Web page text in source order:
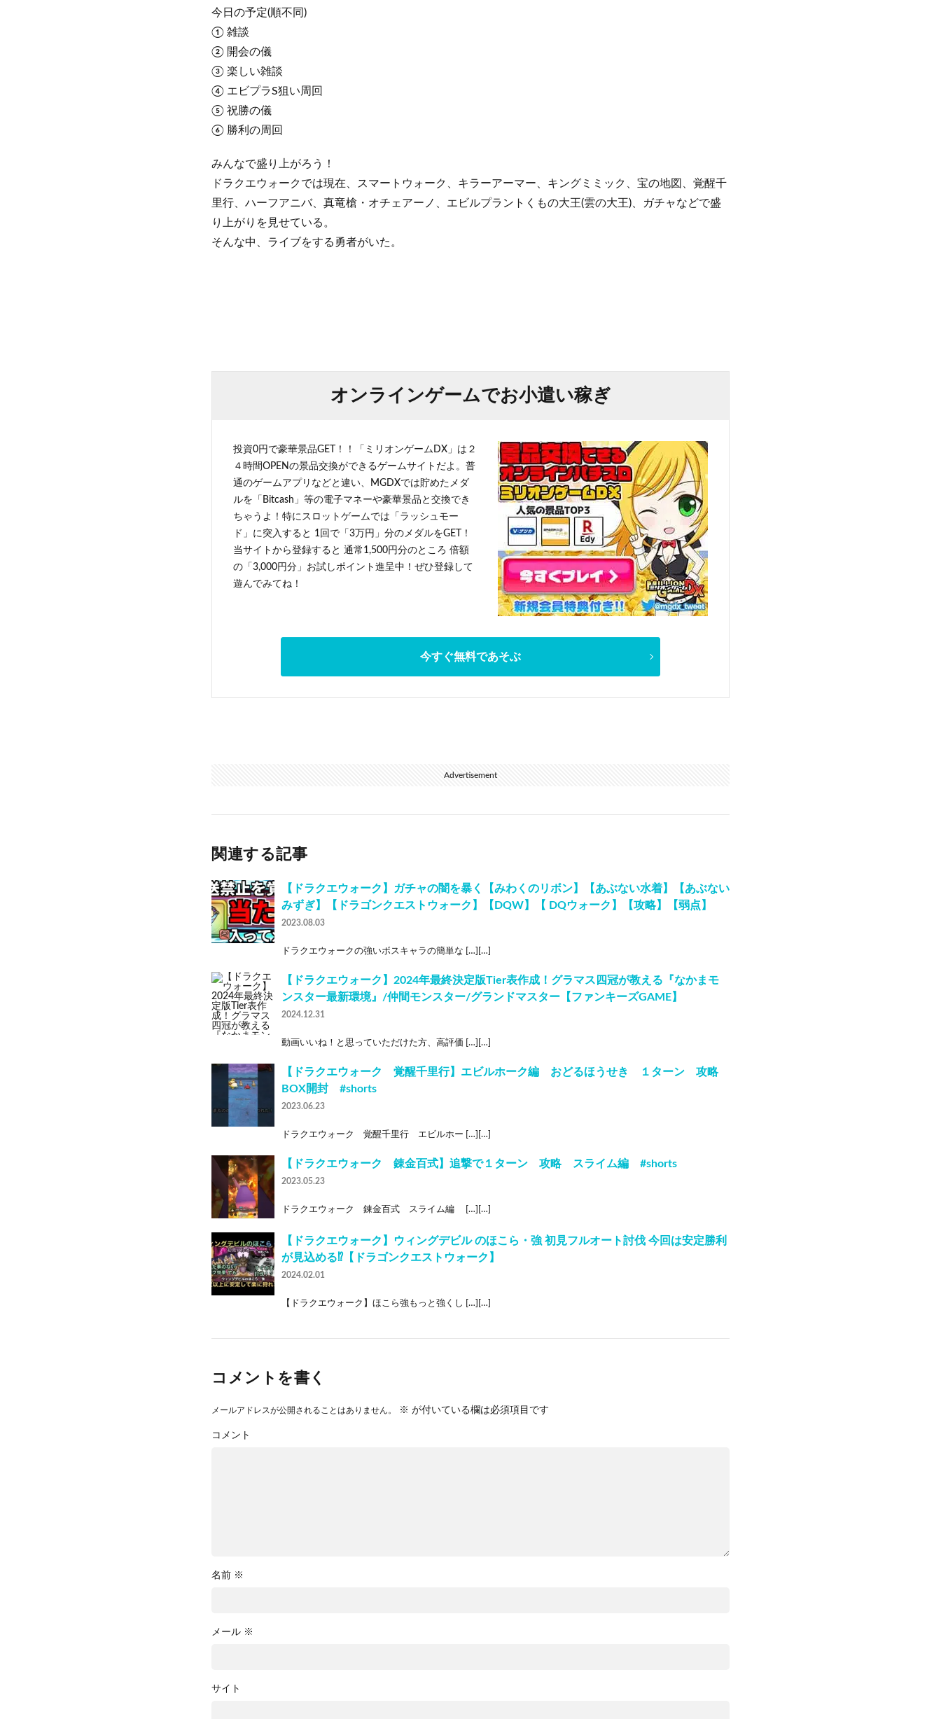
今日の予定(順不同)
① 雑談
② 開会の儀
③ 楽しい雑談
④ エビプラS狙い周回
⑤ 祝勝の儀
⑥ 勝利の周回
みんなで盛り上がろう！
ドラクエウォークでは現在、スマートウォーク、キラーアーマー、キングミミック、宝の地図、覚醒千
里行、ハーフアニバ、真竜槍・オチェアーノ、エビルプラントくもの大王(雲の大王)、ガチャなどで盛
り上がりを見せている。
そんな中、ライブをする勇者がいた。
オンラインゲームでお小遣い稼ぎ
投資0円で豪華景品GET！！「ミリオンゲームDX」は２
４時間OPENの景品交換ができるゲームサイトだよ。普
通のゲームアプリなどと違い、MGDXでは貯めたメダ
ルを「Bitcash」等の電子マネーや豪華景品と交換でき
ちゃうよ！特にスロットゲームでは「ラッシュモー
ド」に突入すると 1回で「3万円」分のメダルをGET！
当サイトから登録すると 通常1,500円分のところ 倍額
の「3,000円分」お試しポイント進呈中！ぜひ登録して
遊んでみてね！
今すぐ無料であそぶ
Advertisement
関連する記事
【ドラクエウォーク】ガチャの闇を暴く【みわくのリボン】【あぶない水着】【あぶない
みずぎ】【ドラゴンクエストウォーク】【DQW】【 DQウォーク】【攻略】【弱点】
2023.08.03
ドラクエウォークの強いボスキャラの簡単な […][…]
【ドラクエウォーク】2024年最終決定版Tier表作成！グラマス四冠が教える『なかまモ
ンスター最新環境』/仲間モンスター/グランドマスター【ファンキーズGAME】
2024.12.31
動画いいね！と思っていただけた方、高評価 […][…]
【ドラクエウォーク 覚醒千里行】エビルホーク編 おどるほうせき １ターン 攻略
BOX開封 #shorts
2023.06.23
ドラクエウォーク 覚醒千里行 エビルホー […][…]
【ドラクエウォーク 錬金百式】追撃で１ターン 攻略 スライム編 #shorts
2023.05.23
ドラクエウォーク 錬金百式 スライム編 […][…]
【ドラクエウォーク】ウィングデビル のほこら・強 初見フルオート討伐 今回は安定勝利
が見込める⁉︎【ドラゴンクエストウォーク】
2024.02.01
【ドラクエウォーク】ほこら強もっと強くし […][…]
コメントを書く
メールアドレスが公開されることはありません。 ※ が付いている欄は必須項目です
コメント
名前 ※
メール ※
サイト